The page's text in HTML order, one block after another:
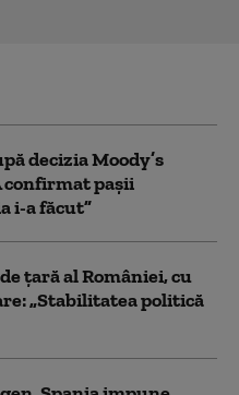
decizia Moody’s
confirmat pașii
i-a făcut”
țară al României, cu
„Stabilitatea politică